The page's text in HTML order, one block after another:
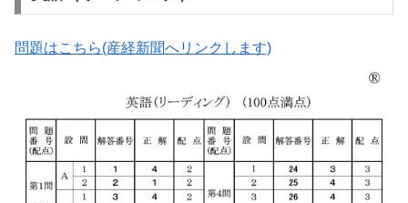
問題はこちら(産経新聞へリンクします)